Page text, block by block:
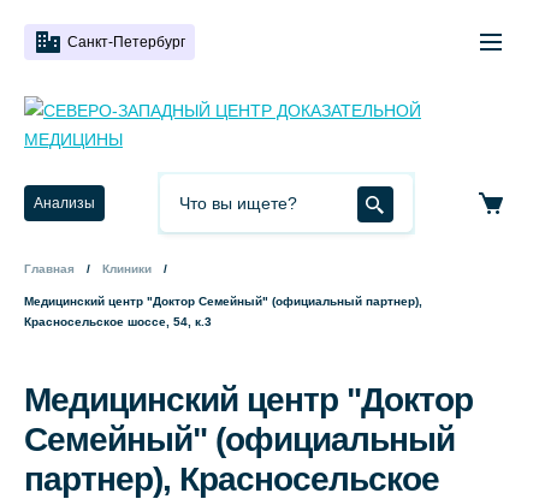
Санкт-Петербург
Анализы
Главная Клиники
Медицинский центр "Доктор Семейный" (официальный партнер),
Красносельское шоссе, 54, к.3
Медицинский центр "Доктор
Семейный" (официальный
партнер), Красносельское